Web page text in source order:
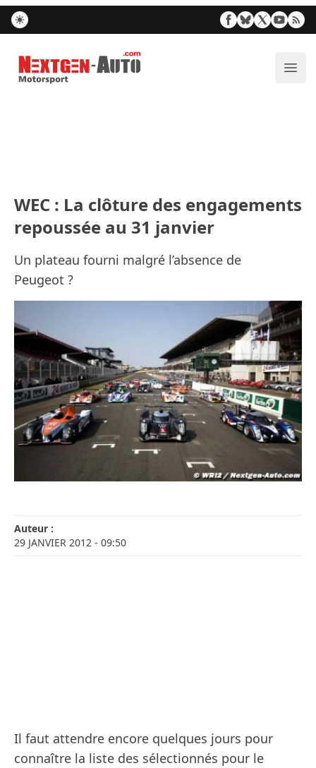
Nextgen-Auto.com
WEC : La clôture des engagements
repoussée au 31 janvier
Un plateau fourni malgré l’absence de
Peugeot ?
Auteur :
29 JANVIER 2012 - 09:50
Il faut attendre encore quelques jours pour
connaître la liste des sélectionnés pour le